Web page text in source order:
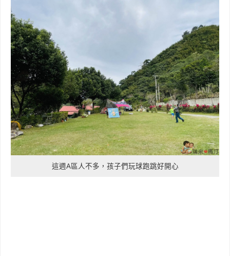
這週A區人不多，孩子們玩球跑跳好開心